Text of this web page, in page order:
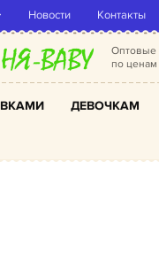
Оптовые
по
ДЕВОЧКАМ
Новости Контакты